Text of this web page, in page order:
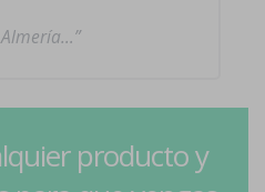
producto y